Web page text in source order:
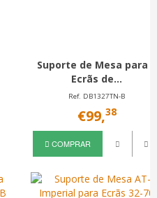
Suporte de Mesa para 2
Ecrãs...
Ref. DB1703TNV-B
€48,34
COMPRAR